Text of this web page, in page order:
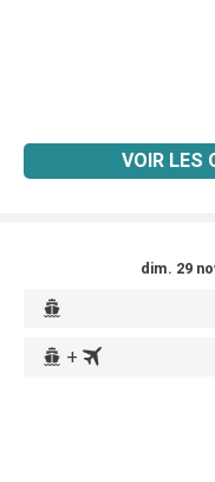
VOIR LES
dim. 29
+